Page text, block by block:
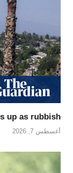
up as rubbish
أغسطس 7, 2026